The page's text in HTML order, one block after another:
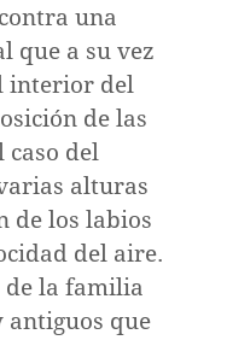
una
que a su vez
interior del
de las
caso del
alturas
de los labios
del aire.
de la familia
antiguos que